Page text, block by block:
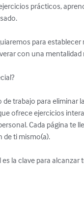
prácticos,
para
con una mentalidad
de trabajo para
ofrece ejercicios
Cada página te
de ti mismo(a).
la clave para alcanzar